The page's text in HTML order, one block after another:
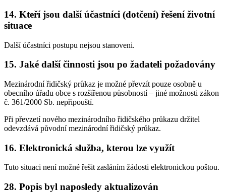
14. Kteří jsou další účastníci (dotčení) řešení životní
situace
Další účastníci postupu nejsou stanoveni.
15. Jaké další činnosti jsou po žadateli požadovány
Mezinárodní řidičský průkaz je možné převzít pouze osobně u
obecního úřadu obce s rozšířenou působností – jiné možnosti zákon
č. 361/2000 Sb. nepřipouští.
Při převzetí nového mezinárodního řidičského průkazu držitel
odevzdává původní mezinárodní řidičský průkaz.
16. Elektronická služba, kterou lze využít
Tuto situaci není možné řešit zasláním žádosti elektronickou poštou.
28. Popis byl naposledy aktualizován